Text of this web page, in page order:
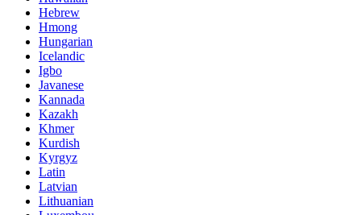
Hebrew
Hmong
Hungarian
Icelandic
Igbo
Javanese
Kannada
Kazakh
Khmer
Kurdish
Kyrgyz
Latin
Latvian
Lithuanian